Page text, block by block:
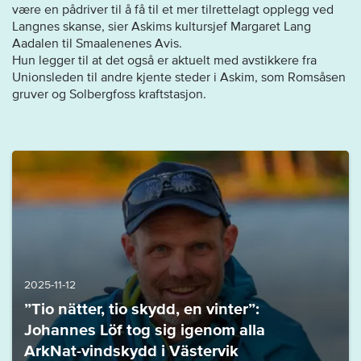
være en pådriver til å få til et mer tilrettelagt opplegg ved
Langnes skanse, sier Askims kultursjef Margaret Lang
Aadalen til Smaalenenes Avis.
Hun legger til at det også er aktuelt med avstikkere fra
Unionsleden til andre kjente steder i Askim, som Romsåsen
gruver og Solbergfoss kraftstasjon.
2025-11-12
”Tio nätter, tio skydd, en vinter”:
Johannes Löf tog sig igenom alla
ArkNat-vindskydd i Västervik